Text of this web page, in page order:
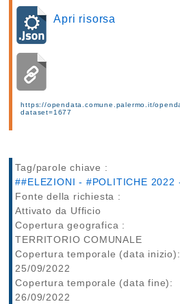
Apri risorsa
https://opendata.comune.palermo.it/
dataset=1677
Tag/parole chiave :
##ELEZIONI - #POLITICHE 2022
Fonte della richiesta :
Attivato da Ufficio
Copertura geografica :
TERRITORIO COMUNALE
Copertura temporale (data inizio):
25/09/2022
Copertura temporale (data fine):
26/09/2022